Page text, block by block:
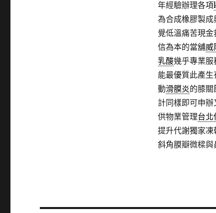
年經驗辦理各項
為合成橡膠製
覺低溫痛苦現
信為本的當舖威
乳酸幾乎專業服
能最優質此產生
動滑膜炎的膝
計同樣即可申
供物業管理台北
提升代謝獨家
斜角膜瓣微樑